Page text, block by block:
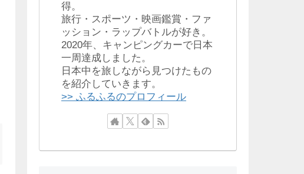
得。
旅行・スポーツ・映画鑑賞・ファ
ッション・ラップバトルが好き。
2020年、キャンピングカーで日本
一周達成しました。
日本中を旅しながら見つけたもの
を紹介していきます。
>> ふるふるのプロフィール